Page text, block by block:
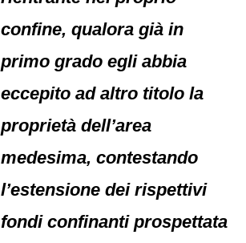
confine, qualora già in
primo grado egli abbia
eccepito ad altro titolo la
proprietà dell’area
medesima, contestando
l’estensione dei rispettivi
fondi confinanti prospettata